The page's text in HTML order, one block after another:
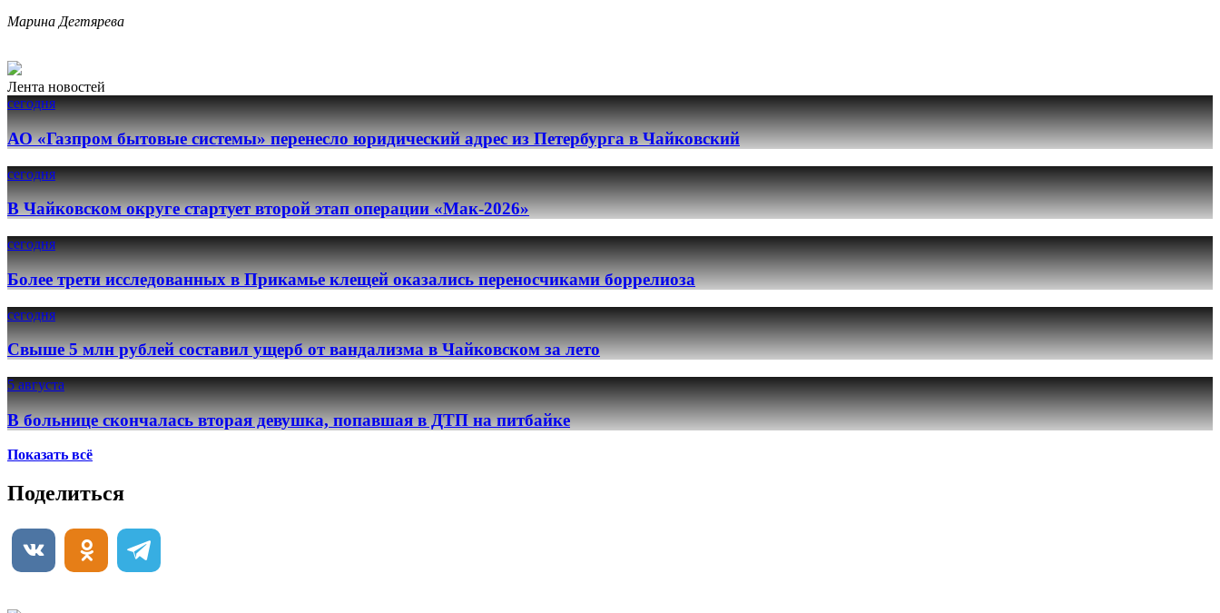
Марина Дегтярева
Лента новостей
сегодня
АО «Газпром бытовые системы» перенесло юридический адрес из Петербурга в Чайковский
сегодня
В Чайковском округе стартует второй этап операции «Мак-2026»
сегодня
Более трети исследованных в Прикамье клещей оказались переносчиками боррелиоза
сегодня
Свыше 5 млн рублей составил ущерб от вандализма в Чайковском за лето
5 августа
В больнице скончалась вторая девушка, попавшая в ДТП на питбайке
Показать всё
Поделиться